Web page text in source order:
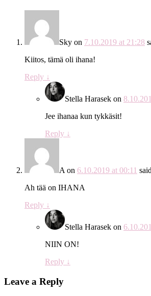
Sky on 7.10.2019 at 21:28
Kiitos, tämä oli ihana!
Reply ↓
Stella Harasek on
Jee ihanaa kun tykkäsit!
Reply ↓
A on 6.10.2019 at 00:11
Ah tää on IHANA
Reply ↓
Stella Harasek on
NIIN ON!
Reply ↓
Leave a Reply